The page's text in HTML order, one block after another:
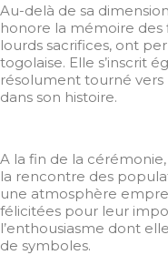
Au-delà de sa
honore la mémoire des
lourds sacrifices, ont
togolaise. Elle s’inscrit
résolument tourné
dans son histoire.
A la fin de la
la rencontre des
une atmosphère
félicitées pour leur
l’enthousiasme dont
de symboles.